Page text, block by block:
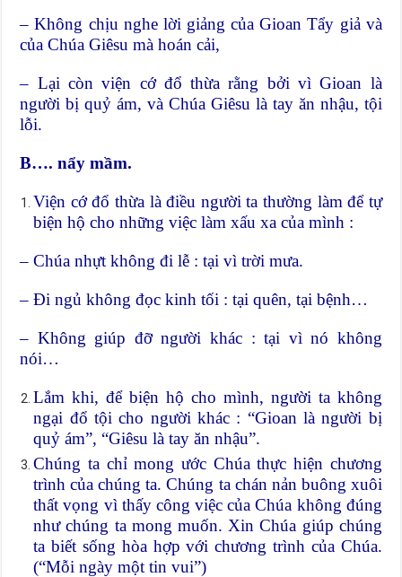
– Không chịu nghe lời giảng của Gioan Tẩy giả và
của Chúa Giêsu mà hoán cải,
– Lại còn viện cớ đổ thừa rằng bởi vì Gioan là
người bị quỷ ám, và Chúa Giêsu là tay ăn nhậu, tội
lỗi.
B…. nẩy mầm.
Viện cớ đổ thừa là điều người ta thường làm để tự
biện hộ cho những việc làm xấu xa của mình :
– Chúa nhựt không đi lễ : tại vì trời mưa.
– Đi ngủ không đọc kinh tối : tại quên, tại bệnh…
– Không giúp đỡ người khác : tại vì nó không
nói…
Lắm khi, để biện hộ cho mình, người ta không
ngại đổ tội cho người khác : “Gioan là người bị
quỷ ám”, “Giêsu là tay ăn nhậu”.
Chúng ta chỉ mong ước Chúa thực hiện chương
trình của chúng ta. Chúng ta chán nản buông xuôi
thất vọng vì thấy công việc của Chúa không đúng
như chúng ta mong muốn. Xin Chúa giúp chúng
ta biết sống hòa hợp với chương trình của Chúa.
(“Mỗi ngày một tin vui”)